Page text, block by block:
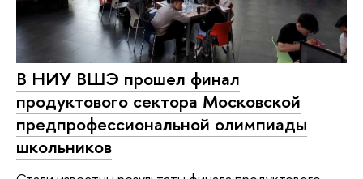
В НИУ ВШЭ прошел финал
продуктового сектора Московской
предпрофессиональной олимпиады
школьников